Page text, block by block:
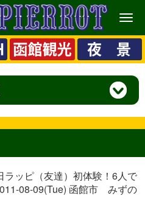
メ
ニ
ュ
ー
ッピ（友達）初体験！6人で
08-09(Tue) 函館市 みずの